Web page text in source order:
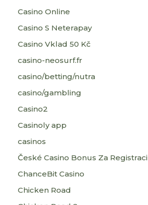
Casino Online
Casino S Neterapay
Casino Vklad 50 Kč
casino-neosurf.fr
casino/betting/nutra
casino/gambling
Casino2
Casinoly app
casinos
České Casino Bonus Za Registraci
ChanceBit Casino
Chicken Road